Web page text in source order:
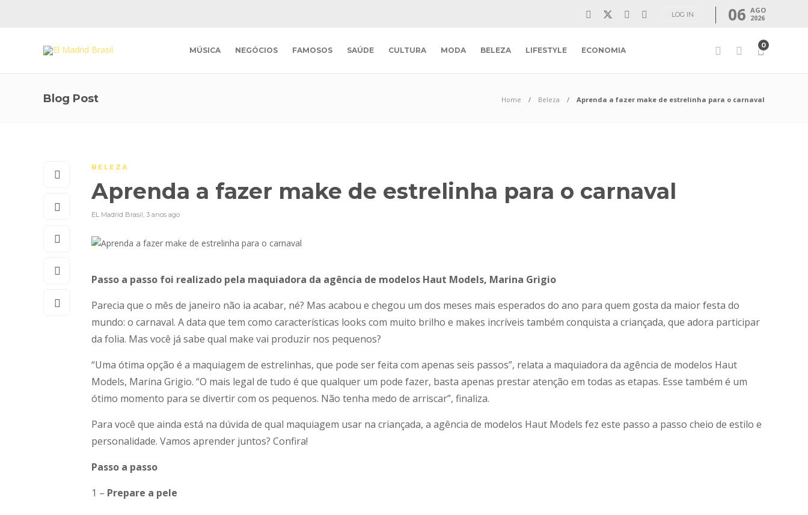
LOG IN 06 AGO
2026
MÚSICA NEGÓCIOS FAMOSOS SAÚDE CULTURA MODA BELEZA LIFESTYLE ECONOMIA
0
Blog Post Home Beleza Aprenda a fazer make de estrelinha para o carnaval
BELEZA
Aprenda a fazer make de estrelinha para o carnaval
EL Madrid Brasil, 3 anos ago
Passo a passo foi realizado pela maquiadora da agência de modelos Haut Models, Marina Grigio
Parecia que o mês de janeiro não ia acabar, né? Mas acabou e chegou um dos meses mais esperados do ano para quem gosta da maior festa do
mundo: o carnaval. A data que tem como características looks com muito brilho e makes incríveis também conquista a criançada, que adora participar
da folia. Mas você já sabe qual make vai produzir nos pequenos?
“Uma ótima opção é a maquiagem de estrelinhas, que pode ser feita com apenas seis passos”, relata a maquiadora da agência de modelos Haut
Models, Marina Grigio. “O mais legal de tudo é que qualquer um pode fazer, basta apenas prestar atenção em todas as etapas. Esse também é um
ótimo momento para se divertir com os pequenos. Não tenha medo de arriscar”, finaliza.
Para você que ainda está na dúvida de qual maquiagem usar na criançada, a agência de modelos Haut Models fez este passo a passo cheio de estilo e
personalidade. Vamos aprender juntos? Confira!
Passo a passo
1 – Prepare a pele